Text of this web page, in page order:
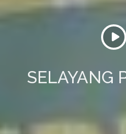
SELAYANG